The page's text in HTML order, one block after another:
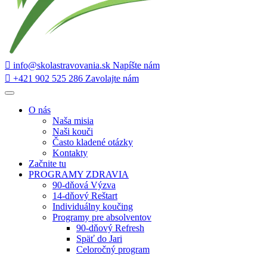
info@skolastravovania.sk Napíšte nám
+421 902 525 286 Zavolajte nám
O nás
Naša misia
Naši kouči
Často kladené otázky
Kontakty
Začnite tu
PROGRAMY ZDRAVIA
90-dňová Výzva
14-dňový Reštart
Individuálny koučing
Programy pre absolventov
90-dňový Refresh
Späť do Jari
Celoročný program